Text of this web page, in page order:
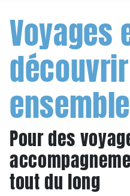
Voyages
ensemble
Pour des
tout du long